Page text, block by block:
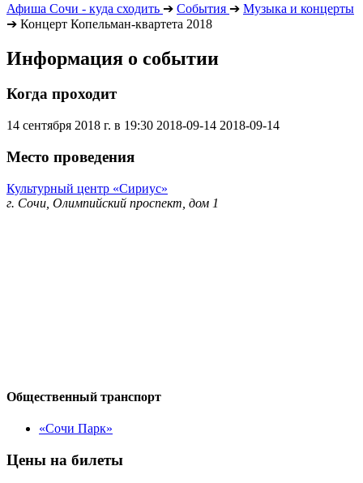
Афиша Сочи - куда сходить ➔ События ➔ Музыка и концерты
➔ Концерт Копельман-квартета 2018
Информация о событии
Когда проходит
14 сентября 2018 г. в 19:30 2018-09-14 2018-09-14
Место проведения
Культурный центр «Сириус»
г. Сочи, Олимпийский проспект, дом 1
Общественный транспорт
«Сочи Парк»
Цены на билеты